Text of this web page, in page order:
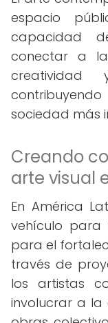
espacio
capacidad
conectar a
creatividad
sociedad más
Creando
arte visual
En América
vehículo
para el
través de
los artistas
involucrar a